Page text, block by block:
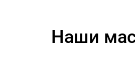
Наши